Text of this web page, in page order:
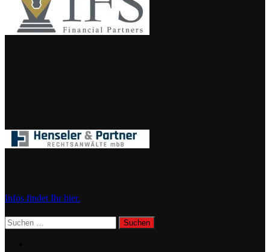
Infos findet Ihr hier.
Suchen
nach: